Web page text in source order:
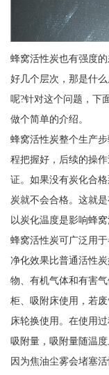
蜂窝活性炭也有强度
好几个层次，那是什
呢?针对这个问题，下
做个简单的介绍。
蜂窝活性炭整个生产
程把握好，后续的操
证。如果没有炭化合
炭就不会合格。这就
以炭化温度是影响蜂
蜂窝活性炭可广泛用
净化效果比普通活性
物、有机气体和有害
柜、吸附床使用，若
床轮换使用。在使用
吸附量，吸附量随温
因为焦油尘雾会堵塞